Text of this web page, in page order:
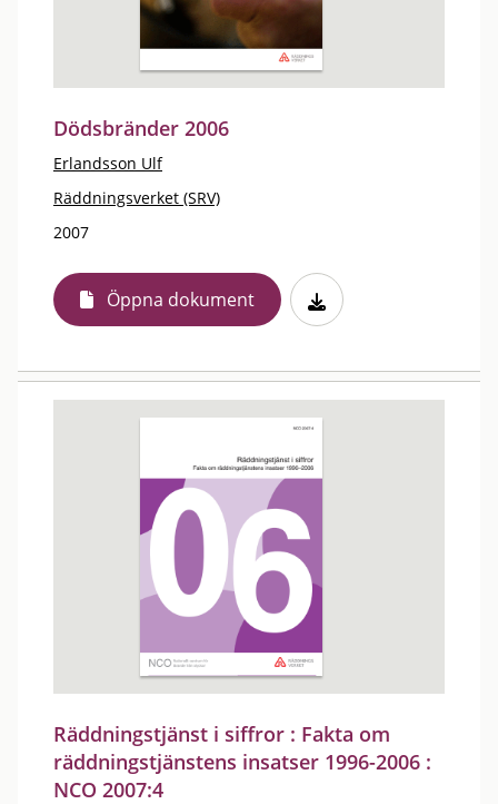
Dödsbränder 2006
Erlandsson Ulf
Räddningsverket (SRV)
2007
Öppna dokument
Räddningstjänst i siffror : Fakta om
räddningstjänstens insatser 1996-2006 :
NCO 2007:4